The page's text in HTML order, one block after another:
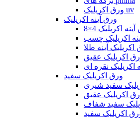
ورق اکریلیک uv
ورق آینه اکریلیک
اکریلیک 4×8
اکریلیک چسب
اکریلیک آینه طلا
اکریلیک عقیق
اکریلیک نقره ای
ورق اکریلیک سفید
سفید شیری
اکریلیک عقیق
سفید شفاف
اکریلیک سفید